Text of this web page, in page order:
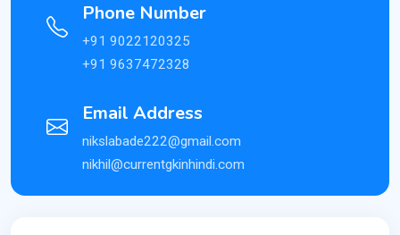
Phone Number
+91 9022120325
+91 9637472328
Email Address
nikslabade222@gmail.com
nikhil@currentgkinhindi.com